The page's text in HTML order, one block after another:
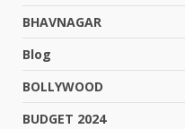
BHAVNAGAR
Blog
BOLLYWOOD
BUDGET 2024